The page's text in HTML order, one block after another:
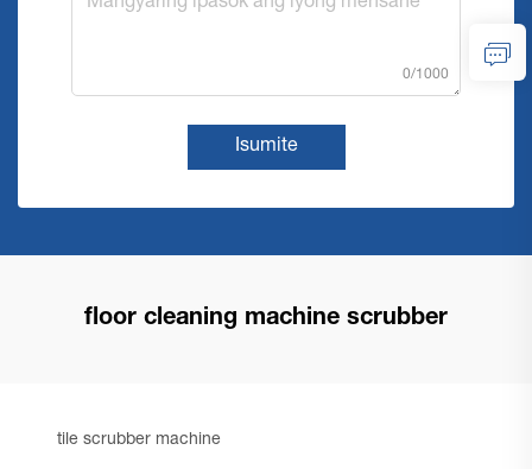
0/1000
Isumite
floor cleaning machine scrubber
tile scrubber machine